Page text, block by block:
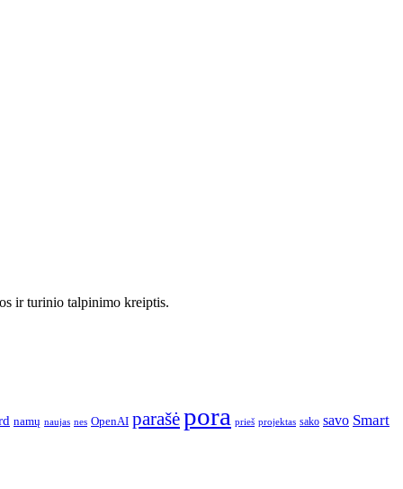
ir turinio talpinimo kreiptis.
namų naujas nes OpenAI parašėpora prieš projektas sako savo Smart